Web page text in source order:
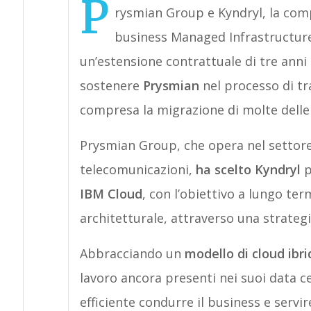
P rysmian Group e Kyndryl, la
business Managed
un’estensione contrattuale di tre
sostenere Prysmian nel processo di
compresa la migrazione di molte
Prysmian Group, che opera nel
telecomunicazioni, ha scelto Kyndryl
IBM Cloud, con l’obiettivo a lungo
architetturale, attraverso una
Abbracciando un modello di cloud
lavoro ancora presenti nei suoi data
efficiente condurre il business e